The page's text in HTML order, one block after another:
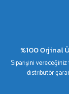
%100 Orjinal
Siparişini
distribütör